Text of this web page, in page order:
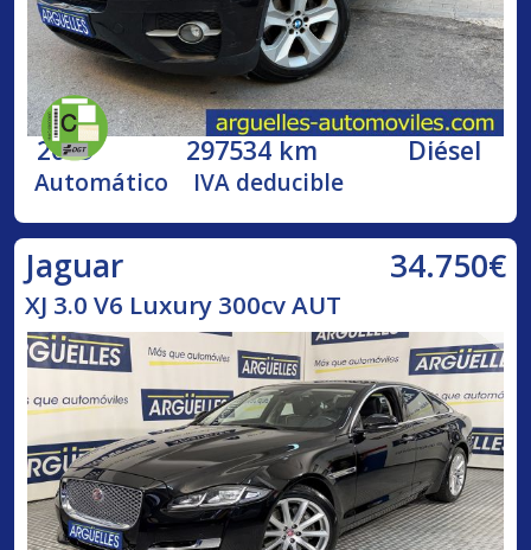
2009 297534 km Diésel
Automático IVA deducible
Jaguar 34.750€
XJ 3.0 V6 Luxury 300cv AUT